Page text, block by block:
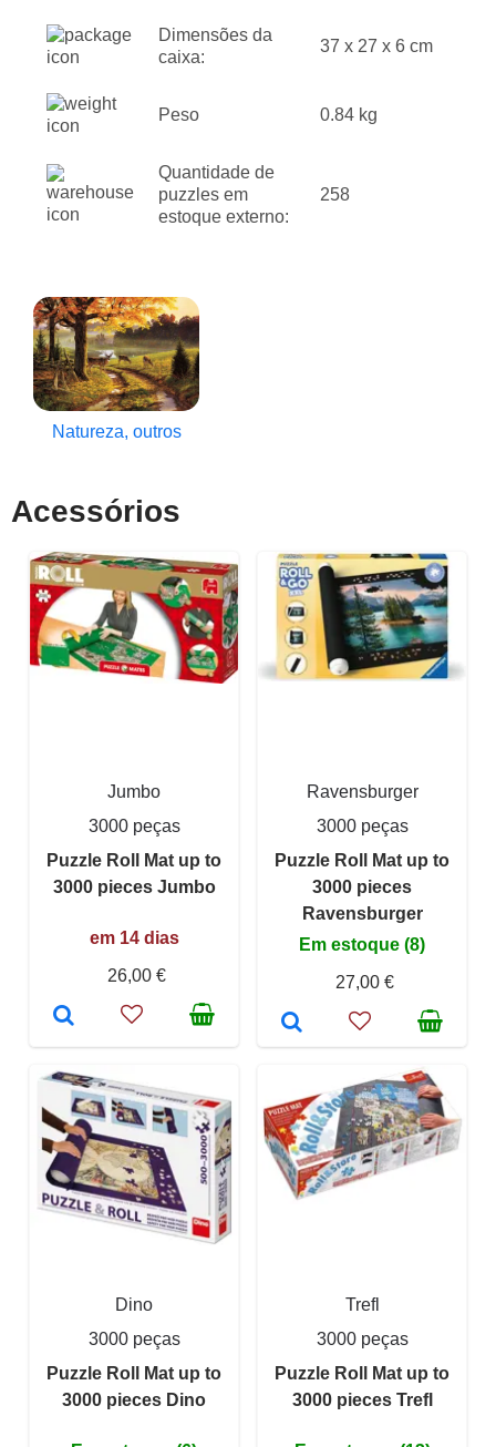
Dimensões da
caixa:
37 x 27 x 6 cm
Peso 0.84 kg
Quantidade de
puzzles em
estoque externo:
258
Natureza, outros
Acessórios
Jumbo
3000 peças
Puzzle Roll Mat up to
3000 pieces Jumbo
em 14 dias
26,00 €
Ravensburger
3000 peças
Puzzle Roll Mat up to
3000 pieces
Ravensburger
Em estoque (8)
27,00 €
Dino
3000 peças
Puzzle Roll Mat up to
3000 pieces Dino
Trefl
3000 peças
Puzzle Roll Mat up to
3000 pieces Trefl